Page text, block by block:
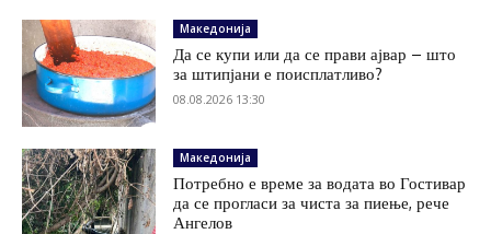
Македонија
Да се купи или да се прави ајвар – што
за штипјани е поисплатливо?
08.08.2026 13:30
Македонија
Потребно е време за водата во Гостивар
да се прогласи за чиста за пиење, рече
Ангелов